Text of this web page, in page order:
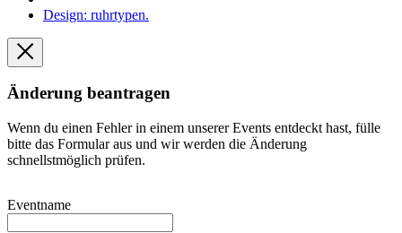
Design: ruhrtypen.
Änderung beantragen
Wenn du einen Fehler in einem unserer Events entdeckt hast, fülle
bitte das Formular aus und wir werden die Änderung
schnellstmöglich prüfen.
Eventname